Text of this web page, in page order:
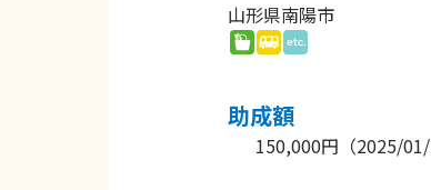
山形県南陽市
助成額
150,000円 （2025/